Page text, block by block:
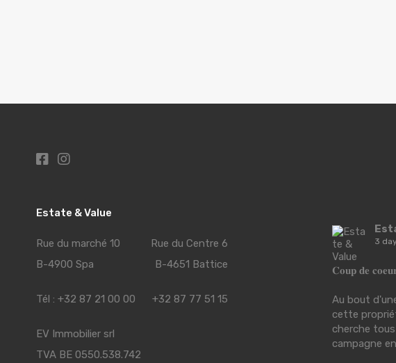
Estate & Value
Rue du marché 10 Rue du Centre 6
B-4900 Spa B-4651 Battice
Tél : +32 87 21 00 00 +32 87 77 51 15
EV Immobilier srl
TVA BE 0550.538.742
3
𝐂𝐨𝐮𝐩 𝐝𝐞
Au bout
cette
cherche
campagne